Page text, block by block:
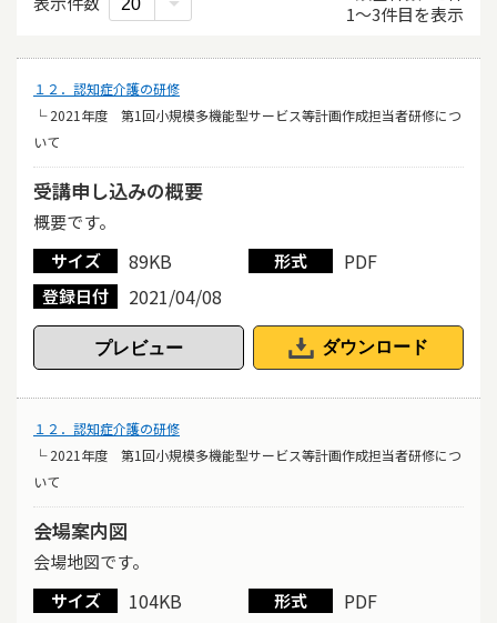
1〜3件目を表示
１２．認知症介護の研修
└ 2021年度 第1回小規模多機能型サービス等計画作成担当者研修につ
いて
受講申し込みの概要
概要です。
サイズ
89KB 形式 PDF
登録日付 2021/04/08
ダウンロード
１２．認知症介護の研修
└ 2021年度 第1回小規模多機能型サービス等計画作成担当者研修につ
いて
会場案内図
会場地図です。
サイズ
104KB 形式 PDF